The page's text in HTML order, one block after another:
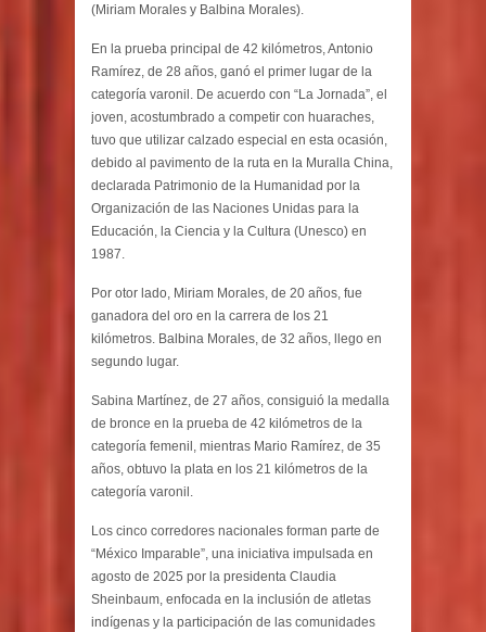
(Miriam Morales y Balbina Morales).
En la prueba principal de 42 kilómetros, Antonio
Ramírez, de 28 años, ganó el primer lugar de la
categoría varonil. De acuerdo con “La Jornada”, el
joven, acostumbrado a competir con huaraches,
tuvo que utilizar calzado especial en esta ocasión,
debido al pavimento de la ruta en la Muralla China,
declarada Patrimonio de la Humanidad por la
Organización de las Naciones Unidas para la
Educación, la Ciencia y la Cultura (Unesco) en
1987.
Por otor lado, Miriam Morales, de 20 años, fue
ganadora del oro en la carrera de los 21
kilómetros. Balbina Morales, de 32 años, llego en
segundo lugar.
Sabina Martínez, de 27 años, consiguió la medalla
de bronce en la prueba de 42 kilómetros de la
categoría femenil, mientras Mario Ramírez, de 35
años, obtuvo la plata en los 21 kilómetros de la
categoría varonil.
Los cinco corredores nacionales forman parte de
“México Imparable”, una iniciativa impulsada en
agosto de 2025 por la presidenta Claudia
Sheinbaum, enfocada en la inclusión de atletas
indígenas y la participación de las comunidades